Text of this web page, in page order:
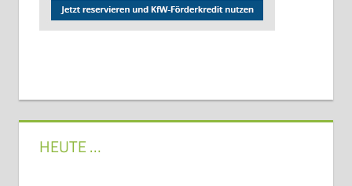
HEUTE …